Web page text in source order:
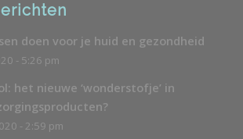
doen voor je huid en gezondheid
- 5:26 pm
het nieuwe ‘wonderstofje’ in
- 2:59 pm